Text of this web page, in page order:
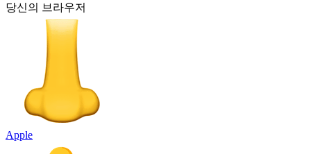
당신의 브라우저
Apple